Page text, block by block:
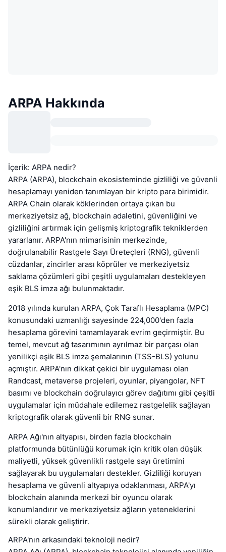
ARPA Hakkında
İçerik: ARPA nedir?
ARPA (ARPA), blockchain ekosisteminde gizliliği ve güvenli
hesaplamayı yeniden tanımlayan bir kripto para birimidir.
ARPA Chain olarak köklerinden ortaya çıkan bu
merkeziyetsiz ağ, blockchain adaletini, güvenliğini ve
gizliliğini artırmak için gelişmiş kriptografik tekniklerden
yararlanır. ARPA'nın mimarisinin merkezinde,
doğrulanabilir Rastgele Sayı Üreteçleri (RNG), güvenli
cüzdanlar, zincirler arası köprüler ve merkeziyetsiz
saklama çözümleri gibi çeşitli uygulamaları destekleyen
eşik BLS imza ağı bulunmaktadır.
2018 yılında kurulan ARPA, Çok Taraflı Hesaplama (MPC)
konusundaki uzmanlığı sayesinde 224,000'den fazla
hesaplama görevini tamamlayarak evrim geçirmiştir. Bu
temel, mevcut ağ tasarımının ayrılmaz bir parçası olan
yenilikçi eşik BLS imza şemalarının (TSS-BLS) yolunu
açmıştır. ARPA'nın dikkat çekici bir uygulaması olan
Randcast, metaverse projeleri, oyunlar, piyangolar, NFT
basımı ve blockchain doğrulayıcı görev dağıtımı gibi çeşitli
uygulamalar için müdahale edilemez rastgelelik sağlayan
kriptografik olarak güvenli bir RNG sunar.
ARPA Ağı'nın altyapısı, birden fazla blockchain
platformunda bütünlüğü korumak için kritik olan düşük
maliyetli, yüksek güvenlikli rastgele sayı üretimini
sağlayarak bu uygulamaları destekler. Gizliliği koruyan
hesaplama ve güvenli altyapıya odaklanması, ARPA'yı
blockchain alanında merkezi bir oyuncu olarak
konumlandırır ve merkeziyetsiz ağların yeteneklerini
sürekli olarak geliştirir.
ARPA'nın arkasındaki teknoloji nedir?